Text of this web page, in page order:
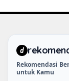
d
Rekomendasi
untuk Kamu